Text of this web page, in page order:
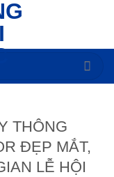
THÔNG
ĐẸP MẮT,
LỄ HỘI